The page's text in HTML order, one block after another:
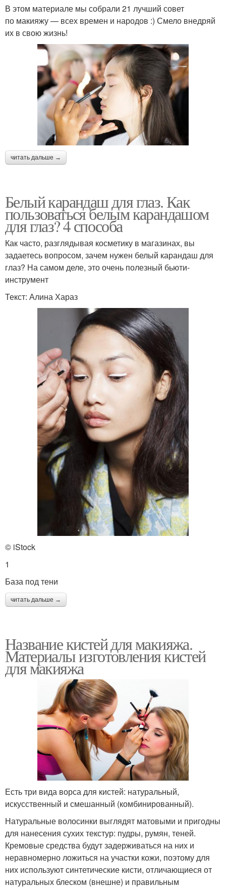
В этом материале мы собрали 21 лучший совет
по макияжу — всех времен и народов :) Смело внедряй
их в свою жизнь!
читать дальше →
Белый карандаш для глаз. Как
пользоваться белым карандашом
для глаз? 4 способа
Как часто, разглядывая косметику в магазинах, вы
задаетесь вопросом, зачем нужен белый карандаш для
глаз? На самом деле, это очень полезный бьюти-
инструмент
Текст: Алина Хараз
© iStock
1
База под тени
читать дальше →
Название кистей для макияжа.
Материалы изготовления кистей
для макияжа
Есть три вида ворса для кистей: натуральный,
искусственный и смешанный (комбинированный).
Натуральные волосинки выглядят матовыми и пригодны
для нанесения сухих текстур: пудры, румян, теней.
Кремовые средства будут задерживаться на них и
неравномерно ложиться на участки кожи, поэтому для
них используют синтетические кисти, отличающиеся от
натуральных блеском (внешне) и правильным